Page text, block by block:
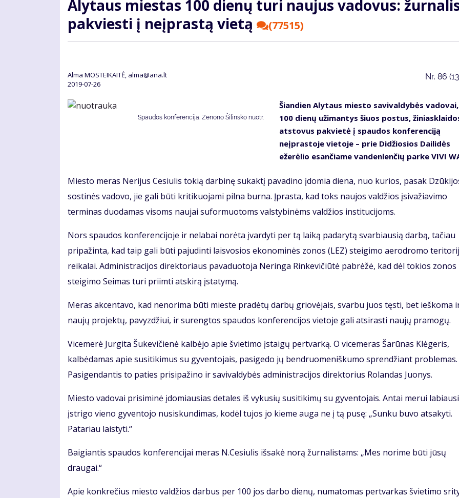
Alytaus miestas 100 dienų turi naujus vadovus:
pakviesti į neįprastą vietą
(77515)
Alma MOSTEIKAITĖ, alma@ana.lt
2019-07-26
Nr. 86
Spaudos konferencija. Zenono Šilinsko nuotr.
Šiandien Alytaus miesto savivaldybės
100 dienų užimantys šiuos postus,
atstovus pakvietė į spaudos konferenciją
neįprastoje vietoje – prie Didžiosios Dailidės
ežerėlio esančiame vandenlenčių parke VIVI
Miesto meras Nerijus Cesiulis tokią darbinę sukaktį pavadino įdomia diena, nuo kurios, pasak
sostinės vadovo, jie gali būti kritikuojami pilna burna. Įprasta, kad toks naujos valdžios įsivažiavimo
terminas duodamas visoms naujai suformuotoms valstybinėms valdžios institucijoms.
Nors spaudos konferencijoje ir nelabai norėta įvardyti per tą laiką padarytą svarbiausią darbą, tačiau
pripažinta, kad taip gali būti pajudinti laisvosios ekonominės zonos (LEZ) steigimo aerodromo
reikalai. Administracijos direktoriaus pavaduotoja Neringa Rinkevičiūtė pabrėžė, kad dėl tokios zonos
steigimo Seimas turi priimti atskirą įstatymą.
Meras akcentavo, kad nenorima būti mieste pradėtų darbų griovėjais, svarbu juos tęsti, bet ieškoma
naujų projektų, pavyzdžiui, ir surengtos spaudos konferencijos vietoje gali atsirasti naujų pramogų.
Vicemerė Jurgita Šukevičienė kalbėjo apie švietimo įstaigų pertvarką. O vicemeras Šarūnas Klėgeris,
kalbėdamas apie susitikimus su gyventojais, pasigedo jų bendruomeniškumo sprendžiant problemas.
Pasigendantis to paties prisipažino ir savivaldybės administracijos direktorius Rolandas Juonys.
Miesto vadovai prisiminė įdomiausias detales iš vykusių susitikimų su gyventojais. Antai merui
įstrigo vieno gyventojo nusiskundimas, kodėl tujos jo kieme auga ne į tą pusę: „Sunku buvo atsakyti.
Patariau laistyti.“
Baigiantis spaudos konferencijai meras N.Cesiulis išsakė norą žurnalistams: „Mes norime būti jūsų
draugai.“
Apie konkrečius miesto valdžios darbus per 100 jos darbo dienų, numatomas pertvarkas švietimo